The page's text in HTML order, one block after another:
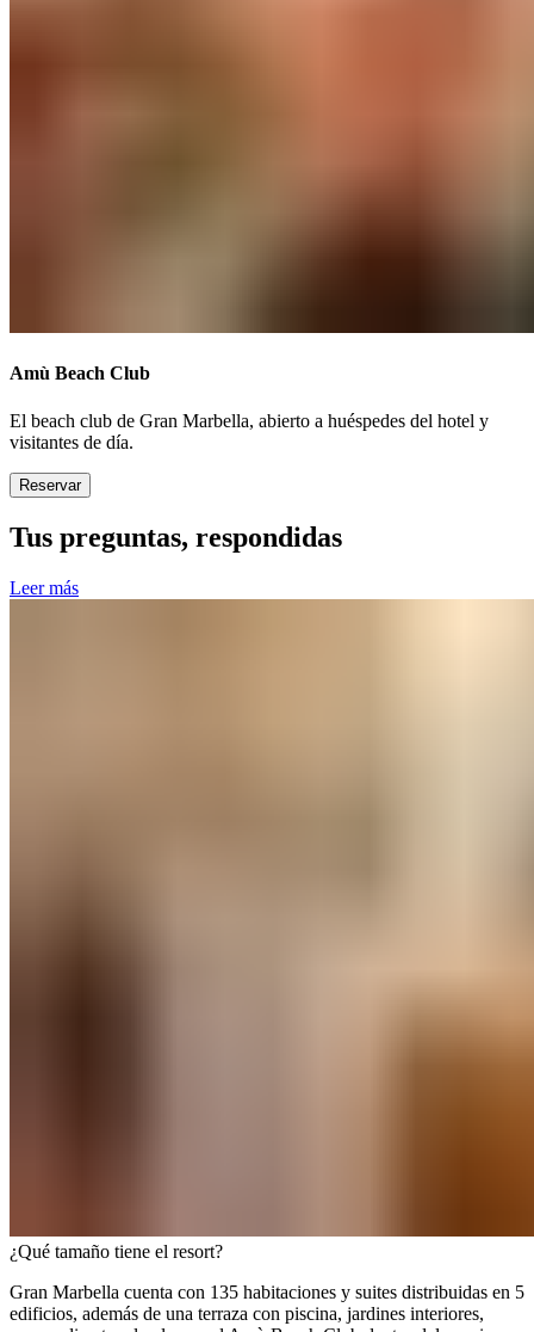
Amù Beach Club​​​​‌ ‍ ​‍​‍‌‍ ‌ ​‍‌‍‍‌‌‍‌ ‌‍‍‌‌‍ ‍​‍​‍​ ‍‍​‍​‍‌ ​ ‌‍​‌‌‍ ‍‌‍‍‌‌ ‌​‌ ‍‌​‍ ‍‌‍‍‌‌‍ ​‍​‍​‍ ​​‍​‍‌‍‍​‌ ​‍‌‍‌‌‌‍‌‍​‍​‍​ ‍‍​‍​‍‌‍‍​‌ ‌​‌ ‌​‌ ​​‌ ​ ​ ‍‍​‍ ​‍ ‌‍ ​​‍ ‌‌‍​‌‌‍ ‍‌‍‌​​‍ ‌‌ ​‍​‍ ‌‌‍‍​‌‍ ‌ ‌​‌‍‌‌‌‍ ​‌ ​ ​‍ ‌‌ ​ ‌ ‌​‌ ‌‌‌‍‌​‌‍‍‌‌‍ ​‍ ‍‌ ‌‍‌‍‌‌‌ ​‍‌‍​ ‌‍‌‌‌‍ ​​‍ ‍‌‍​‌‌ ​​‌ ​​​‍ ‌‍‍‌‌‍ ‍‌ ‌​‌‍‌‌‌‍ ‍‌ ‌​​‍ ‌‍‌‌‌‍‌​‌‍‍‌‌ ‌​​‍ ‌‍ ‌‌‍ ‌‍‌​‌‍‌‌​ ‌‌ ​​‌ ​‍‌‍‌‌‌ ​ ‌‍‌‌‌‍ ‍‌ ‌​‌‍​‌‌ ‌​‌‍‍‌‌‍ ‌‍ ‍​ ‍ ‌‍‍‌‌‍‌​​ ‌​ ‌‍‌‍‌​​ ​‌‌‍‌‌​ ​ ​ ‌ ‌‍‌​​ ​‌​‍ ‌​ ​‌‌‍‌​​ ​​‌‍‌‌​‍ ‌​ ‌​‌‍‌‍‌‍‌‍‌‍​‍​‍ ‌‌‍​‌​ ​ ​ ​‍​ ​‌​‍ ‌‌‍​‌​ ​‍​ ‌‍‌‍​ ​ ‌ ​ ​ ​ ‍‌​ ‌​​ ‌‌​ ‌‍‌‍​‍​ ​​​ ‍ ‌ ‌​‌ ‍‌‌ ​​‌‍‌‌​ ‌‌‍‍​‌‍ ‌ ‌​‌‍‌‌‌‍ ​‌‌​ ‌‍‍‌‌ ‌​‌‍‌‌‌‌​​‌‍​‌‌‍‌ ‌‍‌‌​ ‍ ‌ ​​‌‍​‌‌ ‌​‌‍‍​​ ‌‌ ​​‌‍​‌‌‍‌ ‌‍‌‌‌​​‍‌ ‌‌‌‍‍‌‌‍ ​‌‍‌​‌‍‌‌‌ ​‍​‍‌‌​ ‌‌‌​​‍‌‌ ‌‍‍ ‌‍‌‌‌ ‍‌​‍‌‌​ ​ ‌​‌​​‍‌‌​ ​ ‌​‌​​‍‌‌​ ​‍​ ​‍​ ‌‍​ ‌ ​ ​‌‌‍‌‌​ ‌‍​ ​‌​ ​‌​ ​‌​ ‌​​ ‌‍​ ‌‌‌‍‌​​‍‌‌​ ​‍​ ​‍​‍‌‌​ ‌‌‌​‌​​‍ ‍‌‍​ ‌‍ ‌‍ ‍‌ ‌​‌‍‌‌‌‍ ‍‌ ‌​​‍‌‌​ ‌‌‌​​‍‌‌ ‌‍‍ ‌‍‌‌‌ ‍‌​‍‌‌​ ​ ‌​‌​​‍‌‌​ ​ ‌​‌​​‍‌‌​ ​‍​ ​‍‌‍​‍‌‍​‌‌‍​‌​ ​‌​ ‍‌​ ​​‌‍‌‌​ ​‌​ ‍‌‌‍‌‍​ ​​‌‍​ ​‍‌‌​ ​‍​ ​‍​‍‌‌​ ‌‌‌​‌​​‍ ‍‌ ‌​‌‍‍‌‌ ‌​‌‍ ​‌‍‌‌​ ‌‍​‍‌‍​‌‌ ​ ‌‍‌‌‌‌‌‌‌ ​‍‌‍ ​​ ‌‌‍‍​‌ ‌​‌ ‌​‌ ​​‌ ​ ​‍‌‌​ ​ ‌​​‌​‍‌‌​ ​‍‌​‌‍​‍‌‌​ ​‍‌​‌‍‌‍ ​​‍ ‌‌‍​‌‌‍ ‍‌‍‌​​‍ ‌‌ ​‍​‍ ‌‌‍‍​‌‍ ‌ ‌​‌‍‌‌‌‍ ​‌ ​ ​‍ ‌‌ ​ ‌ ‌​‌ ‌‌‌‍‌​‌‍‍‌‌‍ ​‍ ‍‌ ‌‍‌‍‌‌‌ ​‍‌‍​ ‌‍‌‌‌‍ ​​‍ ‍‌‍​‌‌ ​​‌ ​​​‍‌‍‌‍‍‌‌‍‌​​ ‌​ ‌‍‌‍‌​​ ​‌‌‍‌‌​ ​ ​ ‌ ‌‍‌​​ ​‌​‍ ‌​ ​‌‌‍‌​​ ​​‌‍‌‌​‍ ‌​ ‌​‌‍‌‍‌‍‌‍‌‍​‍​‍ ‌‌‍​‌​ ​ ​ ​‍​ ​‌​‍ ‌‌‍​‌​ ​‍​ ‌‍‌‍​ ​ ‌ ​ ​ ​ ‍‌​ ‌​​ ‌‌​ ‌‍‌‍​‍​ ​​​‍‌‍‌ ‌​‌ ‍‌‌ ​​‌‍‌‌​ ‌‌‍‍​‌‍ ‌ ‌​‌‍‌‌‌‍ ​‌‌​ ‌‍‍‌‌ ‌​‌‍‌‌‌‌​​‌‍​‌‌‍‌ ‌‍‌‌​‍‌‍‌ ​​‌‍​‌‌ ‌​‌‍‍​​ ‌‌ ​​‌‍​‌‌‍‌ ‌‍‌‌‌​​‍‌ ‌‌‌‍‍‌‌‍ ​‌‍‌​‌‍‌‌‌ ​‍​‍‌‌​ ‌‌‌​​‍‌‌ ‌‍‍ ‌‍‌‌‌ ‍‌​‍‌‌​ ​ ‌​‌​​‍‌‌​ ​ ‌​‌​​‍‌‌​ ​‍​ ​‍​ ‌‍​ ‌ ​ ​‌‌‍‌‌​ ‌‍​ ​‌​ ​‌​ ​‌​ ‌​​ ‌‍​ ‌‌‌‍‌​​‍‌‌​ ​‍​ ​‍​‍‌‌​ ‌‌‌​‌​​‍ ‍‌‍​ ‌‍ ‌‍ ‍‌ ‌​‌‍‌‌‌‍ ‍‌ ‌​​‍‌‌​ ‌‌‌​​‍‌‌ ‌‍‍ ‌‍‌‌‌ ‍‌​‍‌‌​ ​ ‌​‌​​‍‌‌​ ​ ‌​‌​​‍‌‌​ ​‍​ ​‍‌‍​‍‌‍​‌‌‍​‌​ ​‌​ ‍‌​ ​​‌‍‌‌​ ​‌​ ‍‌‌‍‌‍​ ​​‌‍​ ​‍‌‌​ ​‍​ ​‍​‍‌‌​ ‌‌‌​‌​​‍ ‍‌ ‌​‌‍‍‌‌ ‌​‌‍ ​‌‍‌‌​‍‌‍‌ ​​‌‍‌‌‌ ​‍‌ ​ ‌ ​​‌‍‌‌‌‍​ ‌ ‌​‌‍‍‌‌ ‌‍‌‍‌‌​ ‌‌ ​​‌ ‌‌‌‍​‍‌‍ ​‌‍‍‌‌ ​ ‌‍‍​‌‍‌‌‌‍‌​​‍​‍‌ ‌
El beach club de Gran Marbella, abierto a huéspedes del hotel y
visitantes de día.​​​​‌ ‍ ​‍​‍‌‍ ‌ ​‍‌‍‍‌‌‍‌ ‌‍‍‌‌‍ ‍​‍​‍​ ‍‍​‍​‍‌ ​ ‌‍​‌‌‍ ‍‌‍‍‌‌ ‌​‌ ‍‌​‍ ‍‌‍‍‌‌‍ ​‍​‍​‍ ​​‍​‍‌‍‍​‌ ​‍‌‍‌‌‌‍‌‍​‍​‍​ ‍‍​‍​‍‌‍‍​‌ ‌​‌ ‌​‌ ​​‌ ​ ​ ‍‍​‍ ​‍ ‌‍ ​​‍ ‌‌‍​‌‌‍ ‍‌‍‌​​‍ ‌‌ ​‍​‍ ‌‌‍‍​‌‍ ‌ ‌​‌‍‌‌‌‍ ​‌ ​ ​‍ ‌‌ ​ ‌ ‌​‌ ‌‌‌‍‌​‌‍‍‌‌‍ ​‍ ‍‌ ‌‍‌‍‌‌‌ ​‍‌‍​ ‌‍‌‌‌‍ ​​‍ ‍‌‍​‌‌ ​​‌ ​​​‍ ‌‍‍‌‌‍ ‍‌ ‌​‌‍‌‌‌‍ ‍‌ ‌​​‍ ‌‍‌‌‌‍‌​‌‍‍‌‌ ‌​​‍ ‌‍ ‌‌‍ ‌‍‌​‌‍‌‌​ ‌‌ ​​‌ ​‍‌‍‌‌‌ ​ ‌‍‌‌‌‍ ‍‌ ‌​‌‍​‌‌ ‌​‌‍‍‌‌‍ ‌‍ ‍​ ‍ ‌‍‍‌‌‍‌​​ ‌​ ‌‍‌‍‌​​ ​‌‌‍‌‌​ ​ ​ ‌ ‌‍‌​​ ​‌​‍ ‌​ ​‌‌‍‌​​ ​​‌‍‌‌​‍ ‌​ ‌​‌‍‌‍‌‍‌‍‌‍​‍​‍ ‌‌‍​‌​ ​ ​ ​‍​ ​‌​‍ ‌‌‍​‌​ ​‍​ ‌‍‌‍​ ​ ‌ ​ ​ ​ ‍‌​ ‌​​ ‌‌​ ‌‍‌‍​‍​ ​​​ ‍ ‌ ‌​‌ ‍‌‌ ​​‌‍‌‌​ ‌‌‍‍​‌‍ ‌ ‌​‌‍‌‌‌‍ ​‌‌​ ‌‍‍‌‌ ‌​‌‍‌‌‌‌​​‌‍​‌‌‍‌ ‌‍‌‌​ ‍ ‌ ​​‌‍​‌‌ ‌​‌‍‍​​ ‌‌ ​​‌‍​‌‌‍‌ ‌‍‌‌‌​​‍‌ ‌‌‌‍‍‌‌‍ ​‌‍‌​‌‍‌‌‌ ​‍​‍‌‌​ ‌‌‌​​‍‌‌ ‌‍‍ ‌‍‌‌‌ ‍‌​‍‌‌​ ​ ‌​‌​​‍‌‌​ ​ ‌​‌​​‍‌‌​ ​‍​ ​‍​ ‌‍​ ‌ ​ ​‌‌‍‌‌​ ‌‍​ ​‌​ ​‌​ ​‌​ ‌​​ ‌‍​ ‌‌‌‍‌​​‍‌‌​ ​‍​ ​‍​‍‌‌​ ‌‌‌​‌​​‍ ‍‌‍​ ‌‍ ‌‍ ‍‌ ‌​‌‍‌‌‌‍ ‍‌ ‌​​‍‌‌​ ‌‌‌​​‍‌‌ ‌‍‍ ‌‍‌‌‌ ‍‌​‍‌‌​ ​ ‌​‌​​‍‌‌​ ​ ‌​‌​​‍‌‌​ ​‍​ ​‍‌‍​‍‌‍​‌‌‍​‌​ ​‌​ ‍‌​ ​​‌‍‌‌​ ​‌​ ‍‌‌‍‌‍​ ​​‌‍​ ​‍‌‌​ ​‍​ ​‍​‍‌‌​ ‌‌‌​‌​​‍ ‍‌‍‌‌‌ ‍​‌‍​ ‌‍‌‌‌ ​‍‌ ​​‌ ‌​​ ‌‍​‍‌‍​‌‌ ​ ‌‍‌‌‌‌‌‌‌ ​‍‌‍ ​​ ‌‌‍‍​‌ ‌​‌ ‌​‌ ​​‌ ​ ​‍‌‌​ ​ ‌​​‌​‍‌‌​ ​‍‌​‌‍​‍‌‌​ ​‍‌​‌‍‌‍ ​​‍ ‌‌‍​‌‌‍ ‍‌‍‌​​‍ ‌‌ ​‍​‍ ‌‌‍‍​‌‍ ‌ ‌​‌‍‌‌‌‍ ​‌ ​ ​‍ ‌‌ ​ ‌ ‌​‌ ‌‌‌‍‌​‌‍‍‌‌‍ ​‍ ‍‌ ‌‍‌‍‌‌‌ ​‍‌‍​ ‌‍‌‌‌‍ ​​‍ ‍‌‍​‌‌ ​​‌ ​​​‍‌‍‌‍‍‌‌‍‌​​ ‌​ ‌‍‌‍‌​​ ​‌‌‍‌‌​ ​ ​ ‌ ‌‍‌​​ ​‌​‍ ‌​ ​‌‌‍‌​​ ​​‌‍‌‌​‍ ‌​ ‌​‌‍‌‍‌‍‌‍‌‍​‍​‍ ‌‌‍​‌​ ​ ​ ​‍​ ​‌​‍ ‌‌‍​‌​ ​‍​ ‌‍‌‍​ ​ ‌ ​ ​ ​ ‍‌​ ‌​​ ‌‌​ ‌‍‌‍​‍​ ​​​‍‌‍‌ ‌​‌ ‍‌‌ ​​‌‍‌‌​ ‌‌‍‍​‌‍ ‌ ‌​‌‍‌‌‌‍ ​‌‌​ ‌‍‍‌‌ ‌​‌‍‌‌‌‌​​‌‍​‌‌‍‌ ‌‍‌‌​‍‌‍‌ ​​‌‍​‌‌ ‌​‌‍‍​​ ‌‌ ​​‌‍​‌‌‍‌ ‌‍‌‌‌​​‍‌ ‌‌‌‍‍‌‌‍ ​‌‍‌​‌‍‌‌‌ ​‍​‍‌‌​ ‌‌‌​​‍‌‌ ‌‍‍ ‌‍‌‌‌ ‍‌​‍‌‌​ ​ ‌​‌​​‍‌‌​ ​ ‌​‌​​‍‌‌​ ​‍​ ​‍​ ‌‍​ ‌ ​ ​‌‌‍‌‌​ ‌‍​ ​‌​ ​‌​ ​‌​ ‌​​ ‌‍​ ‌‌‌‍‌​​‍‌‌​ ​‍​ ​‍​‍‌‌​ ‌‌‌​‌​​‍ ‍‌‍​ ‌‍ ‌‍ ‍‌ ‌​‌‍‌‌‌‍ ‍‌ ‌​​‍‌‌​ ‌‌‌​​‍‌‌ ‌‍‍ ‌‍‌‌‌ ‍‌​‍‌‌​ ​ ‌​‌​​‍‌‌​ ​ ‌​‌​​‍‌‌​ ​‍​ ​‍‌‍​‍‌‍​‌‌‍​‌​ ​‌​ ‍‌​ ​​‌‍‌‌​ ​‌​ ‍‌‌‍‌‍​ ​​‌‍​ ​‍‌‌​ ​‍​ ​‍​‍‌‌​ ‌‌‌​‌​​‍ ‍‌‍‌‌‌ ‍​‌‍​ ‌‍‌‌‌ ​‍‌ ​​‌ ‌​​‍‌‍‌ ​​‌‍‌‌‌ ​‍‌ ​ ‌ ​​‌‍‌‌‌‍​ ‌ ‌​‌‍‍‌‌ ‌‍‌‍‌‌​ ‌‌ ​​‌ ‌‌‌‍​‍‌‍ ​‌‍‍‌‌ ​ ‌‍‍​‌‍‌‌‌‍‌​​‍​‍‌ ‌
Reservar​​​​‌ ‍ ​‍​‍‌‍ ‌ ​‍‌‍‍‌‌‍‌ ‌‍‍‌‌‍ ‍​‍​‍​ ‍‍​‍​‍‌ ​ ‌‍​‌‌‍ ‍‌‍‍‌‌ ‌​‌ ‍‌​‍ ‍‌‍‍‌‌‍ ​‍​‍​‍ ​​‍​‍‌‍‍​‌ ​‍‌‍‌‌‌‍‌‍​‍​‍​ ‍‍​‍​‍‌‍‍​‌ ‌​‌ ‌​‌ ​​‌ ​ ​ ‍‍​‍ ​‍ ‌‍ ​​‍ ‌‌‍​‌‌‍ ‍‌‍‌​​‍ ‌‌ ​‍​‍ ‌‌‍‍​‌‍ ‌ ‌​‌‍‌‌‌‍ ​‌ ​ ​‍ ‌‌ ​ ‌ ‌​‌ ‌‌‌‍‌​‌‍‍‌‌‍ ​‍ ‍‌ ‌‍‌‍‌‌‌ ​‍‌‍​ ‌‍‌‌‌‍ ​​‍ ‍‌‍​‌‌ ​​‌ ​​​‍ ‌‍‍‌‌‍ ‍‌ ‌​‌‍‌‌‌‍ ‍‌ ‌​​‍ ‌‍‌‌‌‍‌​‌‍‍‌‌ ‌​​‍ ‌‍ ‌‌‍ ‌‍‌​‌‍‌‌​ ‌‌ ​​‌ ​‍‌‍‌‌‌ ​ ‌‍‌‌‌‍ ‍‌ ‌​‌‍​‌‌ ‌​‌‍‍‌‌‍ ‌‍ ‍​ ‍ ‌‍‍‌‌‍‌​​ ‌​ ‌‍‌‍‌​​ ​‌‌‍‌‌​ ​ ​ ‌ ‌‍‌​​ ​‌​‍ ‌​ ​‌‌‍‌​​ ​​‌‍‌‌​‍ ‌​ ‌​‌‍‌‍‌‍‌‍‌‍​‍​‍ ‌‌‍​‌​ ​ ​ ​‍​ ​‌​‍ ‌‌‍​‌​ ​‍​ ‌‍‌‍​ ​ ‌ ​ ​ ​ ‍‌​ ‌​​ ‌‌​ ‌‍‌‍​‍​ ​​​ ‍ ‌ ‌​‌ ‍‌‌ ​​‌‍‌‌​ ‌‌‍‍​‌‍ ‌ ‌​‌‍‌‌‌‍ ​‌‌​ ‌‍‍‌‌ ‌​‌‍‌‌‌‌​​‌‍​‌‌‍‌ ‌‍‌‌​ ‍ ‌ ​​‌‍​‌‌ ‌​‌‍‍​​ ‌‌ ​​‌‍​‌‌‍‌ ‌‍‌‌‌​​‍‌ ‌‌‌‍‍‌‌‍ ​‌‍‌​‌‍‌‌‌ ​‍​‍‌‌​ ‌‌‌​​‍‌‌ ‌‍‍ ‌‍‌‌‌ ‍‌​‍‌‌​ ​ ‌​‌​​‍‌‌​ ​ ‌​‌​​‍‌‌​ ​‍​ ​‍​ ‌‍​ ‌ ​ ​‌‌‍‌‌​ ‌‍​ ​‌​ ​‌​ ​‌​ ‌​​ ‌‍​ ‌‌‌‍‌​​‍‌‌​ ​‍​ ​‍​‍‌‌​ ‌‌‌​‌​​‍ ‍‌‍​ ‌‍ ‌‍ ‍‌ ‌​‌‍‌‌‌‍ ‍‌ ‌​​‍‌‌​ ‌‌‌​​‍‌‌ ‌‍‍ ‌‍‌‌‌ ‍‌​‍‌‌​ ​ ‌​‌​​‍‌‌​ ​ ‌​‌​​‍‌‌​ ​‍​ ​‍‌‍​‍‌‍​‌‌‍​‌​ ​‌​ ‍‌​ ​​‌‍‌‌​ ​‌​ ‍‌‌‍‌‍​ ​​‌‍​ ​‍‌‌​ ​‍​ ​‍​‍‌‌​ ‌‌‌​‌​​‍ ‍‌ ​​‌ ​‍‌‍‍‌‌‍ ‌‌‍​‌‌ ​‍‌ ‍‌‌​​ ‌ ‌​‌‍​‌​‍ ‍‌‍ ​‌‍​‌‌‍​‍‌‍‌‌‌‍ ​​ ‌‍​‍‌‍​‌‌ ​ ‌‍‌‌‌‌‌‌‌ ​‍‌‍ ​​ ‌‌‍‍​‌ ‌​‌ ‌​‌ ​​‌ ​ ​‍‌‌​ ​ ‌​​‌​‍‌‌​ ​‍‌​‌‍​‍‌‌​ ​‍‌​‌‍‌‍ ​​‍ ‌‌‍​‌‌‍ ‍‌‍‌​​‍ ‌‌ ​‍​‍ ‌‌‍‍​‌‍ ‌ ‌​‌‍‌‌‌‍ ​‌ ​ ​‍ ‌‌ ​ ‌ ‌​‌ ‌‌‌‍‌​‌‍‍‌‌‍ ​‍ ‍‌ ‌‍‌‍‌‌‌ ​‍‌‍​ ‌‍‌‌‌‍ ​​‍ ‍‌‍​‌‌ ​​‌ ​​​‍‌‍‌‍‍‌‌‍‌​​ ‌​ ‌‍‌‍‌​​ ​‌‌‍‌‌​ ​ ​ ‌ ‌‍‌​​ ​‌​‍ ‌​ ​‌‌‍‌​​ ​​‌‍‌‌​‍ ‌​ ‌​‌‍‌‍‌‍‌‍‌‍​‍​‍ ‌‌‍​‌​ ​ ​ ​‍​ ​‌​‍ ‌‌‍​‌​ ​‍​ ‌‍‌‍​ ​ ‌ ​ ​ ​ ‍‌​ ‌​​ ‌‌​ ‌‍‌‍​‍​ ​​​‍‌‍‌ ‌​‌ ‍‌‌ ​​‌‍‌‌​ ‌‌‍‍​‌‍ ‌ ‌​‌‍‌‌‌‍ ​‌‌​ ‌‍‍‌‌ ‌​‌‍‌‌‌‌​​‌‍​‌‌‍‌ ‌‍‌‌​‍‌‍‌ ​​‌‍​‌‌ ‌​‌‍‍​​ ‌‌ ​​‌‍​‌‌‍‌ ‌‍‌‌‌​​‍‌ ‌‌‌‍‍‌‌‍ ​‌‍‌​‌‍‌‌‌ ​‍​‍‌‌​ ‌‌‌​​‍‌‌ ‌‍‍ ‌‍‌‌‌ ‍‌​‍‌‌​ ​ ‌​‌​​‍‌‌​ ​ ‌​‌​​‍‌‌​ ​‍​ ​‍​ ‌‍​ ‌ ​ ​‌‌‍‌‌​ ‌‍​ ​‌​ ​‌​ ​‌​ ‌​​ ‌‍​ ‌‌‌‍‌​​‍‌‌​ ​‍​ ​‍​‍‌‌​ ‌‌‌​‌​​‍ ‍‌‍​ ‌‍ ‌‍ ‍‌ ‌​‌‍‌‌‌‍ ‍‌ ‌​​‍‌‌​ ‌‌‌​​‍‌‌ ‌‍‍ ‌‍‌‌‌ ‍‌​‍‌‌​ ​ ‌​‌​​‍‌‌​ ​ ‌​‌​​‍‌‌​ ​‍​ ​‍‌‍​‍‌‍​‌‌‍​‌​ ​‌​ ‍‌​ ​​‌‍‌‌​ ​‌​ ‍‌‌‍‌‍​ ​​‌‍​ ​‍‌‌​ ​‍​ ​‍​‍‌‌​ ‌‌‌​‌​​‍ ‍‌ ​​‌ ​‍‌‍‍‌‌‍ ‌‌‍​‌‌ ​‍‌ ‍‌‌​​ ‌ ‌​‌‍​‌​‍ ‍‌‍ ​‌‍​‌‌‍​‍‌‍‌‌‌‍ ​​‍‌‍‌ ​​‌‍‌‌‌ ​‍‌ ​ ‌ ​​‌‍‌‌‌‍​ ‌ ‌​‌‍‍‌‌ ‌‍‌‍‌‌​ ‌‌ ​​‌ ‌‌‌‍​‍‌‍ ​‌‍‍‌‌ ​ ‌‍‍​‌‍‌‌‌‍‌​​‍​‍‌ ‌
Tus preguntas, respondidas​​​​‌ ‍ ​‍​‍‌‍ ‌ ​‍‌‍‍‌‌‍‌ ‌‍‍‌‌‍ ‍​‍​‍​ ‍‍​‍​‍‌ ​ ‌‍​‌‌‍ ‍‌‍‍‌‌ ‌​‌ ‍‌​‍ ‍‌‍‍‌‌‍ ​‍​‍​‍ ​​‍​‍‌‍‍​‌ ​‍‌‍‌‌‌‍‌‍​‍​‍​ ‍‍​‍​‍‌‍‍​‌ ‌​‌ ‌​‌ ​​‌ ​ ​ ‍‍​‍ ​‍ ‌‍ ​​‍ ‌‌‍​‌‌‍ ‍‌‍‌​​‍ ‌‌ ​‍​‍ ‌‌‍‍​‌‍ ‌ ‌​‌‍‌‌‌‍ ​‌ ​ ​‍ ‌‌ ​ ‌ ‌​‌ ‌‌‌‍‌​‌‍‍‌‌‍ ​‍ ‍‌ ‌‍‌‍‌‌‌ ​‍‌‍​ ‌‍‌‌‌‍ ​​‍ ‍‌‍​‌‌ ​​‌ ​​​‍ ‌‍‍‌‌‍ ‍‌ ‌​‌‍‌‌‌‍ ‍‌ ‌​​‍ ‌‍‌‌‌‍‌​‌‍‍‌‌ ‌​​‍ ‌‍ ‌‌‍ ‌‍‌​‌‍‌‌​ ‌‌ ​​‌ ​‍‌‍‌‌‌ ​ ‌‍‌‌‌‍ ‍‌ ‌​‌‍​‌‌ ‌​‌‍‍‌‌‍ ‌‍ ‍​ ‍ ‌‍‍‌‌‍‌​​ ‌​ ‌‍‌‍‌​​ ​‌‌‍‌‌​ ​ ​ ‌ ‌‍‌​​ ​‌​‍ ‌​ ​‌‌‍‌​​ ​​‌‍‌‌​‍ ‌​ ‌​‌‍‌‍‌‍‌‍‌‍​‍​‍ ‌‌‍​‌​ ​ ​ ​‍​ ​‌​‍ ‌‌‍​‌​ ​‍​ ‌‍‌‍​ ​ ‌ ​ ​ ​ ‍‌​ ‌​​ ‌‌​ ‌‍‌‍​‍​ ​​​ ‍ ‌ ‌​‌ ‍‌‌ ​​‌‍‌‌​ ‌‌‍‍​‌‍ ‌ ‌​‌‍‌‌‌‍ ​‌‌​ ‌‍‍‌‌ ‌​‌‍‌‌‌‌​​‌‍​‌‌‍‌ ‌‍‌‌​ ‍ ‌ ​​‌‍​‌‌ ‌​‌‍‍​​ ‌‌ ​​‌‍​‌‌‍‌ ‌‍‌‌‌​​‍‌ ‌‌‌‍‍‌‌‍ ​‌‍‌​‌‍‌‌‌ ​‍​‍‌‌​ ‌‌‌​​‍‌‌ ‌‍‍ ‌‍‌‌‌ ‍‌​‍‌‌​ ​ ‌​‌​​‍‌‌​ ​ ‌​‌​​‍‌‌​ ​‍​ ​‍‌‍​‍​ ​‍​ ‍‌​ ‍‌​ ​‌​ ‌ ‌‍​‌​ ‍​‌‍​‍​ ‌‌​ ‌​‌‍​‍​‍‌‌​ ​‍​ ​‍​‍‌‌​ ‌‌‌​‌​​‍ ‍‌‍‍​‌‍‌‌‌‍​‌‌‍‌​‌‍‍‌‌‍ ‍‌‍‌ ​ ‌‍​‍‌‍​‌‌ ​ ‌‍‌‌‌‌‌‌‌ ​‍‌‍ ​​ ‌‌‍‍​‌ ‌​‌ ‌​‌ ​​‌ ​ ​‍‌‌​ ​ ‌​​‌​‍‌‌​ ​‍‌​‌‍​‍‌‌​ ​‍‌​‌‍‌‍ ​​‍ ‌‌‍​‌‌‍ ‍‌‍‌​​‍ ‌‌ ​‍​‍ ‌‌‍‍​‌‍ ‌ ‌​‌‍‌‌‌‍ ​‌ ​ ​‍ ‌‌ ​ ‌ ‌​‌ ‌‌‌‍‌​‌‍‍‌‌‍ ​‍ ‍‌ ‌‍‌‍‌‌‌ ​‍‌‍​ ‌‍‌‌‌‍ ​​‍ ‍‌‍​‌‌ ​​‌ ​​​‍‌‍‌‍‍‌‌‍‌​​ ‌​ ‌‍‌‍‌​​ ​‌‌‍‌‌​ ​ ​ ‌ ‌‍‌​​ ​‌​‍ ‌​ ​‌‌‍‌​​ ​​‌‍‌‌​‍ ‌​ ‌​‌‍‌‍‌‍‌‍‌‍​‍​‍ ‌‌‍​‌​ ​ ​ ​‍​ ​‌​‍ ‌‌‍​‌​ ​‍​ ‌‍‌‍​ ​ ‌ ​ ​ ​ ‍‌​ ‌​​ ‌‌​ ‌‍‌‍​‍​ ​​​‍‌‍‌ ‌​‌ ‍‌‌ ​​‌‍‌‌​ ‌‌‍‍​‌‍ ‌ ‌​‌‍‌‌‌‍ ​‌‌​ ‌‍‍‌‌ ‌​‌‍‌‌‌‌​​‌‍​‌‌‍‌ ‌‍‌‌​‍‌‍‌ ​​‌‍​‌‌ ‌​‌‍‍​​ ‌‌ ​​‌‍​‌‌‍‌ ‌‍‌‌‌​​‍‌ ‌‌‌‍‍‌‌‍ ​‌‍‌​‌‍‌‌‌ ​‍​‍‌‌​ ‌‌‌​​‍‌‌ ‌‍‍ ‌‍‌‌‌ ‍‌​‍‌‌​ ​ ‌​‌​​‍‌‌​ ​ ‌​‌​​‍‌‌​ ​‍​ ​‍‌‍​‍​ ​‍​ ‍‌​ ‍‌​ ​‌​ ‌ ‌‍​‌​ ‍​‌‍​‍​ ‌‌​ ‌​‌‍​‍​‍‌‌​ ​‍​ ​‍​‍‌‌​ ‌‌‌​‌​​‍ ‍‌‍‍​‌‍‌‌‌‍​‌‌‍‌​‌‍‍‌‌‍ ‍‌‍‌ ​‍‌‍‌ ​​‌‍‌‌‌ ​‍‌ ​ ‌ ​​‌‍‌‌‌‍​ ‌ ‌​‌‍‍‌‌ ‌‍‌‍‌‌​ ‌‌ ​​‌ ‌‌‌‍​‍‌‍ ​‌‍‍‌‌ ​ ‌‍‍​‌‍‌‌‌‍‌​​‍​‍‌ ‌
Leer más​​​​‌ ‍ ​‍​‍‌‍ ‌ ​‍‌‍‍‌‌‍‌ ‌‍‍‌‌‍ ‍​‍​‍​ ‍‍​‍​‍‌ ​ ‌‍​‌‌‍ ‍‌‍‍‌‌ ‌​‌ ‍‌​‍ ‍‌‍‍‌‌‍ ​‍​‍​‍ ​​‍​‍‌‍‍​‌ ​‍‌‍‌‌‌‍‌‍​‍​‍​ ‍‍​‍​‍‌‍‍​‌ ‌​‌ ‌​‌ ​​‌ ​ ​ ‍‍​‍ ​‍ ‌‍ ​​‍ ‌‌‍​‌‌‍ ‍‌‍‌​​‍ ‌‌ ​‍​‍ ‌‌‍‍​‌‍ ‌ ‌​‌‍‌‌‌‍ ​‌ ​ ​‍ ‌‌ ​ ‌ ‌​‌ ‌‌‌‍‌​‌‍‍‌‌‍ ​‍ ‍‌ ‌‍‌‍‌‌‌ ​‍‌‍​ ‌‍‌‌‌‍ ​​‍ ‍‌‍​‌‌ ​​‌ ​​​‍ ‌‍‍‌‌‍ ‍‌ ‌​‌‍‌‌‌‍ ‍‌ ‌​​‍ ‌‍‌‌‌‍‌​‌‍‍‌‌ ‌​​‍ ‌‍ ‌‌‍ ‌‍‌​‌‍‌‌​ ‌‌ ​​‌ ​‍‌‍‌‌‌ ​ ‌‍‌‌‌‍ ‍‌ ‌​‌‍​‌‌ ‌​‌‍‍‌‌‍ ‌‍ ‍​ ‍ ‌‍‍‌‌‍‌​​ ‌​ ‌‍‌‍‌​​ ​‌‌‍‌‌​ ​ ​ ‌ ‌‍‌​​ ​‌​‍ ‌​ ​‌‌‍‌​​ ​​‌‍‌‌​‍ ‌​ ‌​‌‍‌‍‌‍‌‍‌‍​‍​‍ ‌‌‍​‌​ ​ ​ ​‍​ ​‌​‍ ‌‌‍​‌​ ​‍​ ‌‍‌‍​ ​ ‌ ​ ​ ​ ‍‌​ ‌​​ ‌‌​ ‌‍‌‍​‍​ ​​​ ‍ ‌ ‌​‌ ‍‌‌ ​​‌‍‌‌​ ‌‌‍‍​‌‍ ‌ ‌​‌‍‌‌‌‍ ​‌‌​ ‌‍‍‌‌ ‌​‌‍‌‌‌‌​​‌‍​‌‌‍‌ ‌‍‌‌​ ‍ ‌ ​​‌‍​‌‌ ‌​‌‍‍​​ ‌‌ ​​‌‍​‌‌‍‌ ‌‍‌‌‌​​‍‌ ‌‌‌‍‍‌‌‍ ​‌‍‌​‌‍‌‌‌ ​‍​‍‌‌​ ‌‌‌​​‍‌‌ ‌‍‍ ‌‍‌‌‌ ‍‌​‍‌‌​ ​ ‌​‌​​‍‌‌​ ​ ‌​‌​​‍‌‌​ ​‍​ ​‍‌‍​‍​ ​‍​ ‍‌​ ‍‌​ ​‌​ ‌ ‌‍​‌​ ‍​‌‍​‍​ ‌‌​ ‌​‌‍​‍​‍‌‌​ ​‍​ ​‍​‍‌‌​ ‌‌‌​‌​​‍ ‍‌ ​ ‌‍‌‌‌‍​ ‌‍ ‌‍ ‍‌‍‌​‌‍​‌‌ ​‍‌ ‍‌‌​​ ‌ ‌​‌‍​‌​‍ ‍‌‍ ​‌‍​‌‌‍​‍‌‍‌‌‌‍ ​​ ‌‍​‍‌‍​‌‌ ​ ‌‍‌‌‌‌‌‌‌ ​‍‌‍ ​​ ‌‌‍‍​‌ ‌​‌ ‌​‌ ​​‌ ​ ​‍‌‌​ ​ ‌​​‌​‍‌‌​ ​‍‌​‌‍​‍‌‌​ ​‍‌​‌‍‌‍ ​​‍ ‌‌‍​‌‌‍ ‍‌‍‌​​‍ ‌‌ ​‍​‍ ‌‌‍‍​‌‍ ‌ ‌​‌‍‌‌‌‍ ​‌ ​ ​‍ ‌‌ ​ ‌ ‌​‌ ‌‌‌‍‌​‌‍‍‌‌‍ ​‍ ‍‌ ‌‍‌‍‌‌‌ ​‍‌‍​ ‌‍‌‌‌‍ ​​‍ ‍‌‍​‌‌ ​​‌ ​​​‍‌‍‌‍‍‌‌‍‌​​ ‌​ ‌‍‌‍‌​​ ​‌‌‍‌‌​ ​ ​ ‌ ‌‍‌​​ ​‌​‍ ‌​ ​‌‌‍‌​​ ​​‌‍‌‌​‍ ‌​ ‌​‌‍‌‍‌‍‌‍‌‍​‍​‍ ‌‌‍​‌​ ​ ​ ​‍​ ​‌​‍ ‌‌‍​‌​ ​‍​ ‌‍‌‍​ ​ ‌ ​ ​ ​ ‍‌​ ‌​​ ‌‌​ ‌‍‌‍​‍​ ​​​‍‌‍‌ ‌​‌ ‍‌‌ ​​‌‍‌‌​ ‌‌‍‍​‌‍ ‌ ‌​‌‍‌‌‌‍ ​‌‌​ ‌‍‍‌‌ ‌​‌‍‌‌‌‌​​‌‍​‌‌‍‌ ‌‍‌‌​‍‌‍‌ ​​‌‍​‌‌ ‌​‌‍‍​​ ‌‌ ​​‌‍​‌‌‍‌ ‌‍‌‌‌​​‍‌ ‌‌‌‍‍‌‌‍ ​‌‍‌​‌‍‌‌‌ ​‍​‍‌‌​ ‌‌‌​​‍‌‌ ‌‍‍ ‌‍‌‌‌ ‍‌​‍‌‌​ ​ ‌​‌​​‍‌‌​ ​ ‌​‌​​‍‌‌​ ​‍​ ​‍‌‍​‍​ ​‍​ ‍‌​ ‍‌​ ​‌​ ‌ ‌‍​‌​ ‍​‌‍​‍​ ‌‌​ ‌​‌‍​‍​‍‌‌​ ​‍​ ​‍​‍‌‌​ ‌‌‌​‌​​‍ ‍‌ ​ ‌‍‌‌‌‍​ ‌‍ ‌‍ ‍‌‍‌​‌‍​‌‌ ​‍‌ ‍‌‌​​ ‌ ‌​‌‍​‌​‍ ‍‌‍ ​‌‍​‌‌‍​‍‌‍‌‌‌‍ ​​‍‌‍‌ ​​‌‍‌‌‌ ​‍‌ ​ ‌ ​​‌‍‌‌‌‍​ ‌ ‌​‌‍‍‌‌ ‌‍‌‍‌‌​ ‌‌ ​​‌ ‌‌‌‍​‍‌‍ ​‌‍‍‌‌ ​ ‌‍‍​‌‍‌‌‌‍‌​​‍​‍‌ ‌
¿Qué tamaño tiene el resort?​​​​‌ ‍ ​‍​‍‌‍ ‌ ​‍‌‍‍‌‌‍‌ ‌‍‍‌‌‍ ‍​‍​‍​ ‍‍​‍​‍‌ ​ ‌‍​‌‌‍ ‍‌‍‍‌‌ ‌​‌ ‍‌​‍ ‍‌‍‍‌‌‍ ​‍​‍​‍ ​​‍​‍‌‍‍​‌ ​‍‌‍‌‌‌‍‌‍​‍​‍​ ‍‍​‍​‍‌‍‍​‌ ‌​‌ ‌​‌ ​​‌ ​ ​ ‍‍​‍ ​‍ ‌‍ ​​‍ ‌‌‍​‌‌‍ ‍‌‍‌​​‍ ‌‌ ​‍​‍ ‌‌‍‍​‌‍ ‌ ‌​‌‍‌‌‌‍ ​‌ ​ ​‍ ‌‌ ​ ‌ ‌​‌ ‌‌‌‍‌​‌‍‍‌‌‍ ​‍ ‍‌ ‌‍‌‍‌‌‌ ​‍‌‍​ ‌‍‌‌‌‍ ​​‍ ‍‌‍​‌‌ ​​‌ ​​​‍ ‌‍‍‌‌‍ ‍‌ ‌​‌‍‌‌‌‍ ‍‌ ‌​​‍ ‌‍‌‌‌‍‌​‌‍‍‌‌ ‌​​‍ ‌‍ ‌‌‍ ‌‍‌​‌‍‌‌​ ‌‌ ​​‌ ​‍‌‍‌‌‌ ​ ‌‍‌‌‌‍ ‍‌ ‌​‌‍​‌‌ ‌​‌‍‍‌‌‍ ‌‍ ‍​ ‍ ‌‍‍‌‌‍‌​​ ‌​ ‍​​ ​ ‌‍​‌​ ​‍​ ‌​‌‍​ ‌‍‌‍‌‍‌‌​‍ ‌​ ‌ ‌‍‌​​ ​‍​ ‌​​‍ ‌​ ‌​​ ​​‌‍​‌​ ​​​‍ ‌‌‍​‍‌‍‌​‌‍​ ‌‍‌‍​‍ ‌‌‍‌‌​ ​​‌‍​‍‌‍‌​‌‍‌‌‌‍‌‍​ ​‌‌‍​ ​ ​‍​ ‌‌​ ​‌​ ‍‌​ ‍ ‌ ‌​‌ ‍‌‌ ​​‌‍‌‌​ ‌‌‍‍​‌‍ ‌ ‌​‌‍‌‌‌‍ ​‌​‌‍‌‍​‌‌ ​‌​ ‍ ‌ ​​‌‍​‌‌ ‌​‌‍‍​​ ‌‌ ​‌‌ ‌‌‌‍‌‌‌ ​ ‌ ‌​‌‍‍‌‌‍ ‌‍ ‍​ ‌‍​‍‌‍​‌‌ ​ ‌‍‌‌‌‌‌‌‌ ​‍‌‍ ​​ ‌‌‍‍​‌ ‌​‌ ‌​‌ ​​‌ ​ ​‍‌‌​ ​ ‌​​‌​‍‌‌​ ​‍‌​‌‍​‍‌‌​ ​‍‌​‌‍‌‍ ​​‍ ‌‌‍​‌‌‍ ‍‌‍‌​​‍ ‌‌ ​‍​‍ ‌‌‍‍​‌‍ ‌ ‌​‌‍‌‌‌‍ ​‌ ​ ​‍ ‌‌ ​ ‌ ‌​‌ ‌‌‌‍‌​‌‍‍‌‌‍ ​‍ ‍‌ ‌‍‌‍‌‌‌ ​‍‌‍​ ‌‍‌‌‌‍ ​​‍ ‍‌‍​‌‌ ​​‌ ​​​‍‌‍‌‍‍‌‌‍‌​​ ‌​ ‍​​ ​ ‌‍​‌​ ​‍​ ‌​‌‍​ ‌‍‌‍‌‍‌‌​‍ ‌​ ‌ ‌‍‌​​ ​‍​ ‌​​‍ ‌​ ‌​​ ​​‌‍​‌​ ​​​‍ ‌‌‍​‍‌‍‌​‌‍​ ‌‍‌‍​‍ ‌‌‍‌‌​ ​​‌‍​‍‌‍‌​‌‍‌‌‌‍‌‍​ ​‌‌‍​ ​ ​‍​ ‌‌​ ​‌​ ‍‌​‍‌‍‌ ‌​‌ ‍‌‌ ​​‌‍‌‌​ ‌‌‍‍​‌‍ ‌ ‌​‌‍‌‌‌‍ ​‌​‌‍‌‍​‌‌ ​‌​‍‌‍‌ ​​‌‍​‌‌ ‌​‌‍‍​​ ‌‌ ​‌‌ ‌‌‌‍‌‌‌ ​ ‌ ‌​‌‍‍‌‌‍ ‌‍ ‍​‍‌‍‌ ​​‌‍‌‌‌ ​‍‌ ​ ‌ ​​‌‍‌‌‌‍​ ‌ ‌​‌‍‍‌‌ ‌‍‌‍‌‌​ ‌‌ ​​‌ ‌‌‌‍​‍‌‍ ​‌‍‍‌‌ ​ ‌‍‍​‌‍‌‌‌‍‌​​‍​‍‌ ‌
Gran Marbella cuenta con 135 habitaciones y suites distribuidas en 5
edificios, además de una terraza con piscina, jardines interiores,